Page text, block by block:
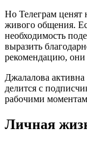
Но Телеграм ценят
живого общения.
необходимость
выразить
рекомендацию, они
Джалалова
делится с
рабочими
Личная